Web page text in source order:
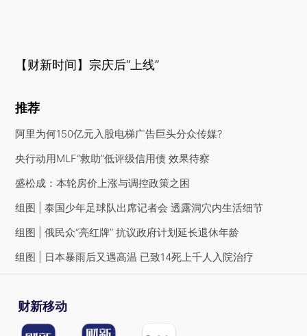
【财新时间】宗庆后“上线”
推荐
阿里为何150亿元入股电梯广告巨头分众传媒?
央行动用MLF“救助”低评级信用债 效果待察
盛松成：本轮房价上涨与调控政策之困
组图 | 泰国少年足球队出席记者会 透露洞穴内生活细节
组图 | 俄民众“亮红牌” 抗议政府计划延长退休年龄
组图 | 日本暴雨后又遇高温 已致14死上千人入院治疗
财新移动